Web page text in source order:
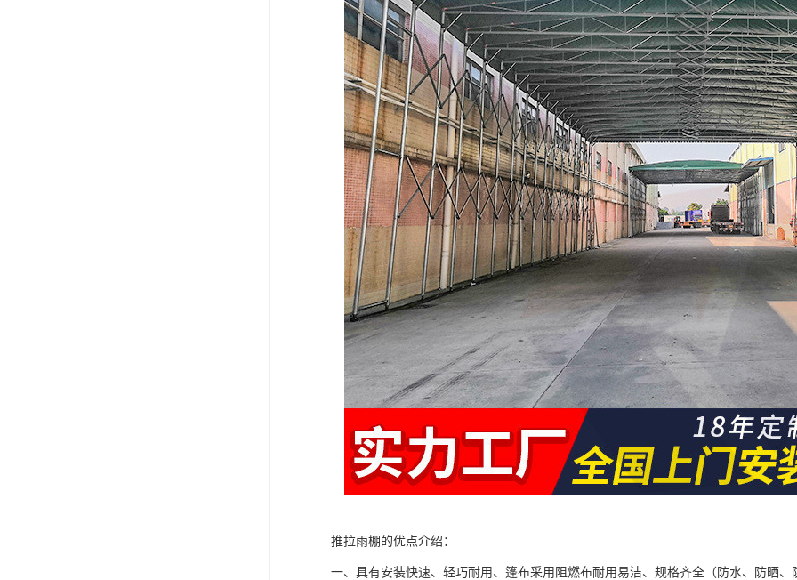
推拉雨棚的优点介绍：
一、具有安装快速、轻巧耐用、篷布采用阻燃布耐用易洁、规格齐全（防水、防晒